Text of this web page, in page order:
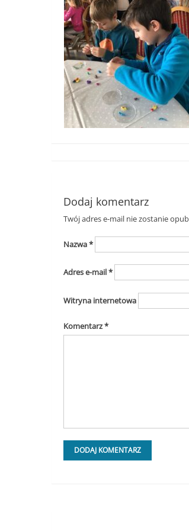
Dodaj komentarz
Twój adres e-mail nie zostanie
Nazwa*
Adres e-mail*
Witryna internetowa
Komentarz*